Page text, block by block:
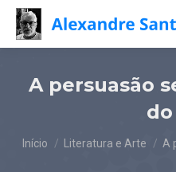
A persuasão
do
Você está aqui:
Início Literatura e Arte A